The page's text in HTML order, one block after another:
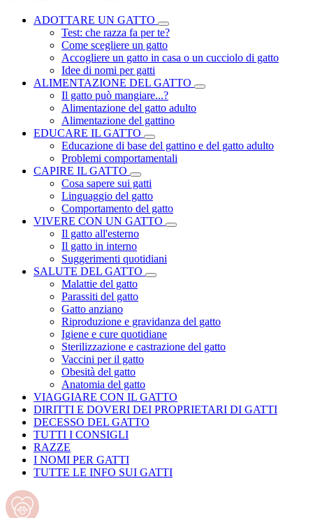
ADOTTARE UN GATTO
Test: che razza fa per te?
Come scegliere un gatto
Accogliere un gatto in casa o un cucciolo di gatto
Idee di nomi per gatti
ALIMENTAZIONE DEL GATTO
Il gatto può mangiare...?
Alimentazione del gatto adulto
Alimentazione del gattino
EDUCARE IL GATTO
Educazione di base del gattino e del gatto adulto
Problemi comportamentali
CAPIRE IL GATTO
Cosa sapere sui gatti
Linguaggio del gatto
Comportamento del gatto
VIVERE CON UN GATTO
Il gatto all'esterno
Il gatto in interno
Suggerimenti quotidiani
SALUTE DEL GATTO
Malattie del gatto
Parassiti del gatto
Gatto anziano
Riproduzione e gravidanza del gatto
Igiene e cure quotidiane
Sterilizzazione e castrazione del gatto
Vaccini per il gatto
Obesità del gatto
Anatomia del gatto
VIAGGIARE CON IL GATTO
DIRITTI E DOVERI DEI PROPRIETARI DI GATTI
DECESSO DEL GATTO
TUTTI I CONSIGLI
RAZZE
I NOMI PER GATTI
TUTTE LE INFO SUI GATTI